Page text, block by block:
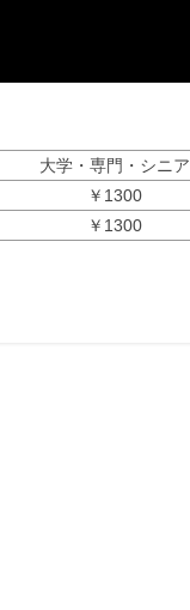
大学・専門・シニア
￥1300
￥1300